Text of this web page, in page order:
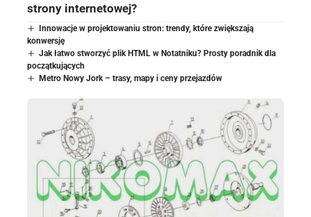
strony internetowej?
Innowacje w projektowaniu stron: trendy, które zwiększają
konwersję
Jak łatwo stworzyć plik HTML w Notatniku? Prosty poradnik dla
początkujących
Metro Nowy Jork – trasy, mapy i ceny przejazdów